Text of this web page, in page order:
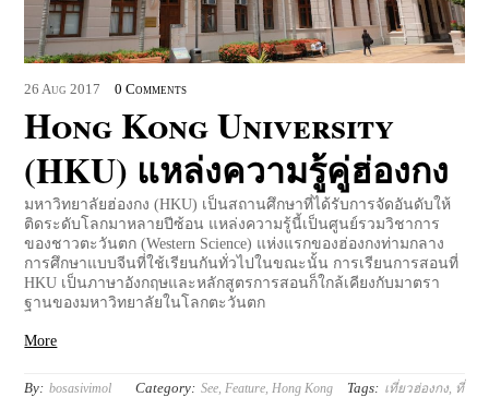
26 Aug 2017 0 Comments
Hong Kong University
(HKU) แหล่งความรู้คู่ฮ่องกง
มหาวิทยาลัยฮ่องกง (HKU) เป็นสถานศึกษาที่ได้รับการจัดอันดับให้
ติดระดับโลกมาหลายปีซ้อน แหล่งความรู้นี้เป็นศูนย์รวมวิชาการ
ของชาวตะวันตก (Western Science) แห่งแรกของฮ่องกงท่ามกลาง
การศึกษาแบบจีนที่ใช้เรียนกันทั่วไปในขณะนั้น การเรียนการสอนที่
HKU เป็นภาษาอังกฤษและหลักสูตรการสอนก็ใกล้เคียงกับมาตรา
ฐานของมหาวิทยาลัยในโลกตะวันตก
More
By: bosasivimol Category: See Feature Hong Kong Tags: เที่ยวฮ่องกง, ที่